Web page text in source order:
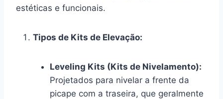
estéticas e funcionais.
Tipos de Kits de Elevação:
Leveling Kits (Kits de Nivelamento):
Projetados para nivelar a frente da
picape com a traseira, que geralmente